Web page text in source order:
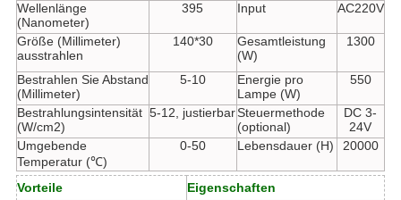
Wellenlänge
(Nanometer)
395 Input AC220V
Größe (Millimeter)
ausstrahlen
140*30
Gesamtleistung
(W)
1300
Bestrahlen Sie Abstand
(Millimeter)
5-10
Energie pro
Lampe (W)
550
Bestrahlungsintensität
(W/cm2)
5-12, justierbarSteuermethode
(optional)
DC 3-
24V
Umgebende
Temperatur (℃)
0-50 Lebensdauer (H) 20000
Vorteile Eigenschaften